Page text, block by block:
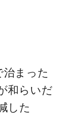
まった
和らいだ
した